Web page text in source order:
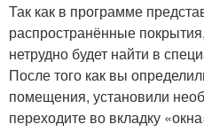
Так как в программе
распространённые
нетрудно будет найти в
После того как вы
помещения, установили
переходите во вкладку